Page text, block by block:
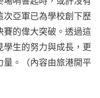
亞軍已為學校創下歷
賽的偉大突破。透過這
生的努力與成長，更
。（內容由旅港開平